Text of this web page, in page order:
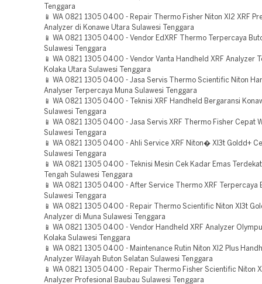
Tenggara
📱 WA 0821 1305 0400 - Repair Thermo Fisher Niton Xl2 XRF
Analyzer di Konawe Utara Sulawesi Tenggara
📱 WA 0821 1305 0400 - Vendor EdXRF Thermo Terpercaya
Sulawesi Tenggara
📱 WA 0821 1305 0400 - Vendor Vanta Handheld XRF Analyzer
Kolaka Utara Sulawesi Tenggara
📱 WA 0821 1305 0400 - Jasa Servis Thermo Scientific Niton
Analyser Terpercaya Muna Sulawesi Tenggara
📱 WA 0821 1305 0400 - Teknisi XRF Handheld Bergaransi
Sulawesi Tenggara
📱 WA 0821 1305 0400 - Jasa Servis XRF Thermo Fisher Cepat
Sulawesi Tenggara
📱 WA 0821 1305 0400 - Ahli Service XRF Niton� Xl3t Goldd+
Sulawesi Tenggara
📱 WA 0821 1305 0400 - Teknisi Mesin Cek Kadar Emas
Tengah Sulawesi Tenggara
📱 WA 0821 1305 0400 - After Service Thermo XRF Terpercaya
Sulawesi Tenggara
📱 WA 0821 1305 0400 - Repair Thermo Scientific Niton Xl3t
Analyzer di Muna Sulawesi Tenggara
📱 WA 0821 1305 0400 - Vendor Handheld XRF Analyzer
Kolaka Sulawesi Tenggara
📱 WA 0821 1305 0400 - Maintenance Rutin Niton Xl2 Plus
Analyzer Wilayah Buton Selatan Sulawesi Tenggara
📱 WA 0821 1305 0400 - Repair Thermo Fisher Scientific Niton
Analyzer Profesional Baubau Sulawesi Tenggara